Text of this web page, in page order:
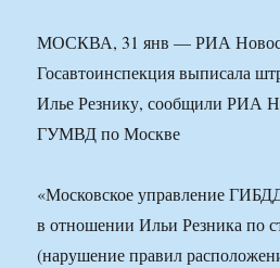
МОСКВА, 31 янв — РИА
Госавтоинспекция выписала
Илье Резнику, сообщили РИА
ГУМВД по Москве
«Московское управление
в отношении Ильи Резника по
(нарушение правил